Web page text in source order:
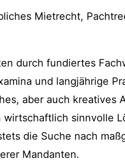
Mietrecht,
durch fundiertes
und langjährige
aber auch kreatives
sinnvolle
die Suche nach
Mandanten.